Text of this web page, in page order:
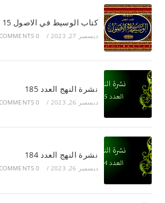
كتاب الوسيط في الاصول 15 جزء
ديسمبر 27, 2023 /
0 COMMENTS
نشرة النهج العدد 185
ديسمبر 26, 2023 /
0 COMMENTS
نشرة النهج العدد 184
ديسمبر 26, 2023 /
0 COMMENTS